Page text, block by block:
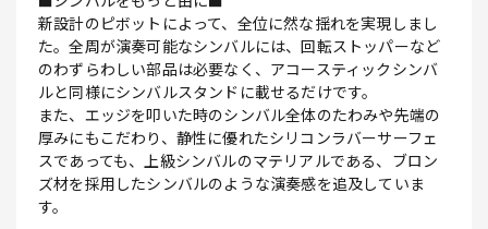
新設計のピボットによって、全位に然な揺れを実現しまし
た。全周が演奏可能なシンバルには、回転ストッパーなど
のわずらわしい部品は必要なく、アコースティックシンバ
ルと同様にシンバルスタンドに載せるだけです。
また、エッジを叩いた時のシンバル全体のたわみや先端の
厚みにもこだわり、静性に優れたシリコンラバーサーフェ
スであっても、上級シンバルのマテリアルである、ブロン
ズ材を採用したシンバルのような演奏感を追及していま
す。